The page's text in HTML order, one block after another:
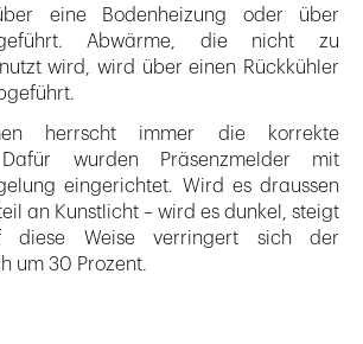
eine Bodenheizung oder über
Abwärme, die nicht zu
wird, wird über einen Rückkühler
herrscht immer die korrekte
Dafür wurden Präsenzmelder mit
eingerichtet. Wird es draussen
an Kunstlicht – wird es dunkel, steigt
diese Weise verringert sich der
um 30 Prozent.